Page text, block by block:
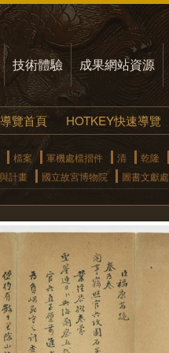
技術體驗 成果網站資源
覽首頁 HOTKEY快速導覽
檔案 軍機處檔摺件 清 乾隆
計畫 國立故宮博物院 圖書文獻處